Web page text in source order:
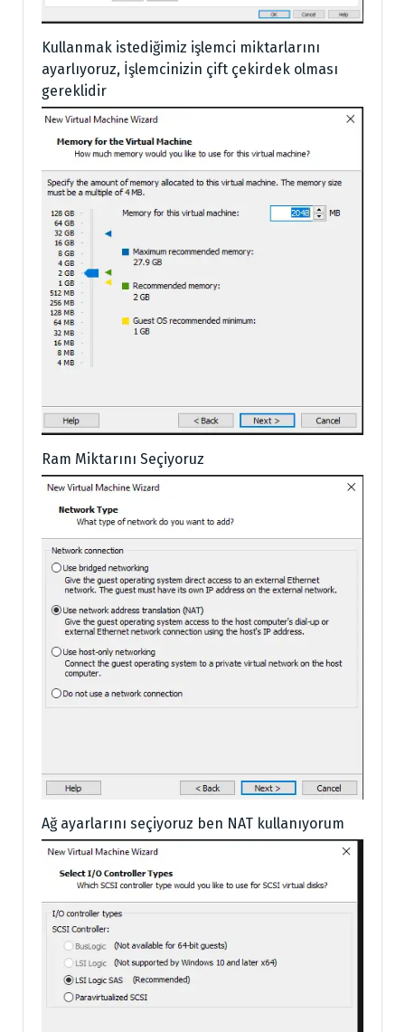
Kullanmak istediğimiz işlemci miktarlarını
ayarlıyoruz, İşlemcinizin çift çekirdek olması
gereklidir
Ram Miktarını Seçiyoruz
Ağ ayarlarını seçiyoruz ben NAT kullanıyorum